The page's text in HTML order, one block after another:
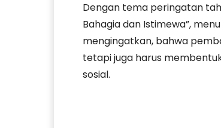
Dengan tema peringatan
Bahagia dan Istimewa”,
mengingatkan, bahwa
tetapi juga harus
sosial.